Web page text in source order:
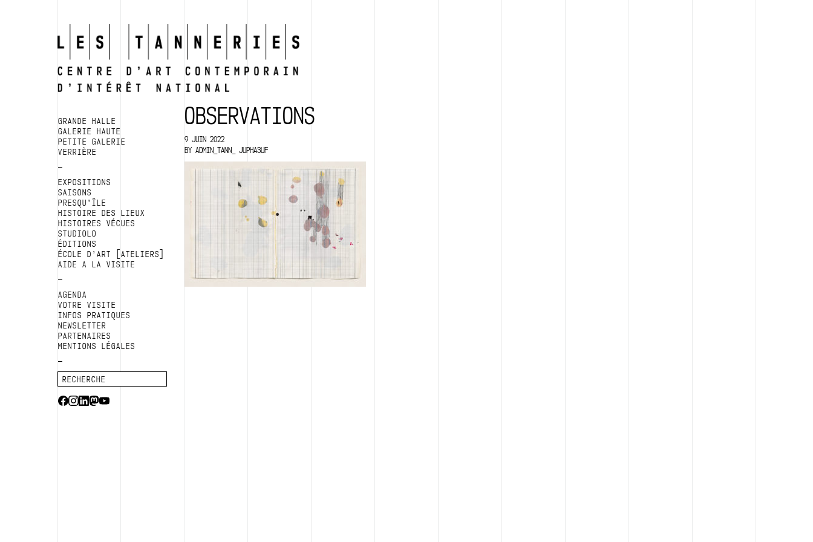
GRANDE HALLE
GALERIE HAUTE
PETITE GALERIE
VERRIÈRE
EXPOSITIONS
SAISONS
PRESQU’ÎLE
HISTOIRE DES LIEUX
HISTOIRES VÉCUES
STUDIOLO
ÉDITIONS
ÉCOLE D’ART [ATELIERS]
AIDE A LA VISITE
AGENDA
VOTRE VISITE
INFOS PRATIQUES
NEWSLETTER
PARTENAIRES
MENTIONS LÉGALES
OBSERVATIONS
9 JUIN 2022
BY ADMIN_TANN_ JUPHA3UF